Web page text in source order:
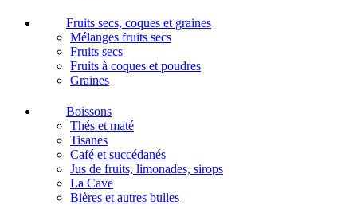
Fruits secs, coques et graines
Mélanges fruits secs
Fruits secs
Fruits à coques et poudres
Graines
Boissons
Thés et maté
Tisanes
Café et succédanés
Jus de fruits, limonades, sirops
La Cave
Bières et autres bulles